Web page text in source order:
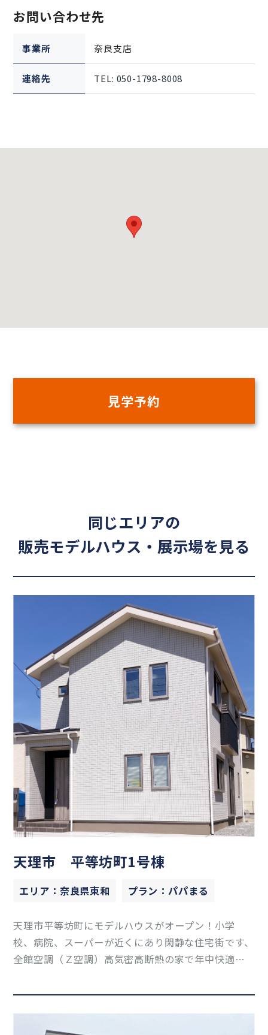
お問い合わせ先
事業所 奈良支店
連絡先 TEL: 050-1798-8008
見学予約
同じエリアの
販売モデルハウス・展示場を見る
天理市 平等坊町1号棟
エリア：奈良県東和 プラン：パパまる
天理市平等坊町にモデルハウスがオープン！小学
校、病院、スーパーが近くにあり閑静な住宅街です、
全館空調（Ｚ空調）高気密高断熱の家で年中快適な